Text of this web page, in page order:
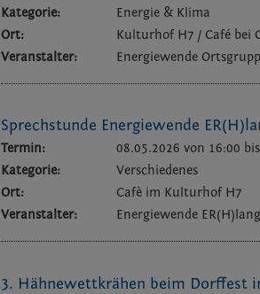
Kategorie:
Energie & Klima
Ort:
Kulturhof H7 / Café bei
Veranstalter:
Energiewende
Sprechstunde Energiewende
Termin: 08.05.2026 von 16:00
Kategorie:
Verschiedenes
Ort:
Cafè im Kulturhof H7
Veranstalter:
Energiewende
3. Hähnewettkrähen beim Dorffest